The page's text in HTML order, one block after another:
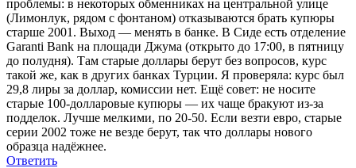
проблемы: в некоторых обменниках на центральной улице
(Лимонлук, рядом с фонтаном) отказываются брать купюры
старше 2001. Выход — менять в банке. В Сиде есть отделение
Garanti Bank на площади Джума (открыто до 17:00, в пятницу
до полудня). Там старые доллары берут без вопросов, курс
такой же, как в других банках Турции. Я проверяла: курс был
29,8 лиры за доллар, комиссии нет. Ещё совет: не носите
старые 100-долларовые купюры — их чаще бракуют из-за
подделок. Лучше мелкими, по 20-50. Если везти евро, старые
серии 2002 тоже не везде берут, так что доллары нового
образца надёжнее.
Ответить